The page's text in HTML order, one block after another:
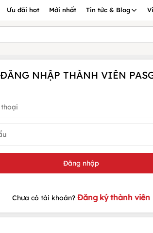
Ưu đãi hot Mới nhất Tin tức & Blog
ĐĂNG NHẬP THÀNH VIÊN
Chưa có tài khoản? Đăng ký thành viên